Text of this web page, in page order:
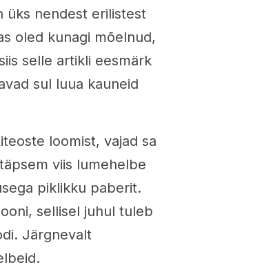
üks nendest erilistest
oled kunagi mõelnud,
selle artikli eesmärk
sul luua kauneid
loomist, vajad sa
viis lumehelbe
piklikku paberit.
sellisel juhul tuleb
Järgnevalt